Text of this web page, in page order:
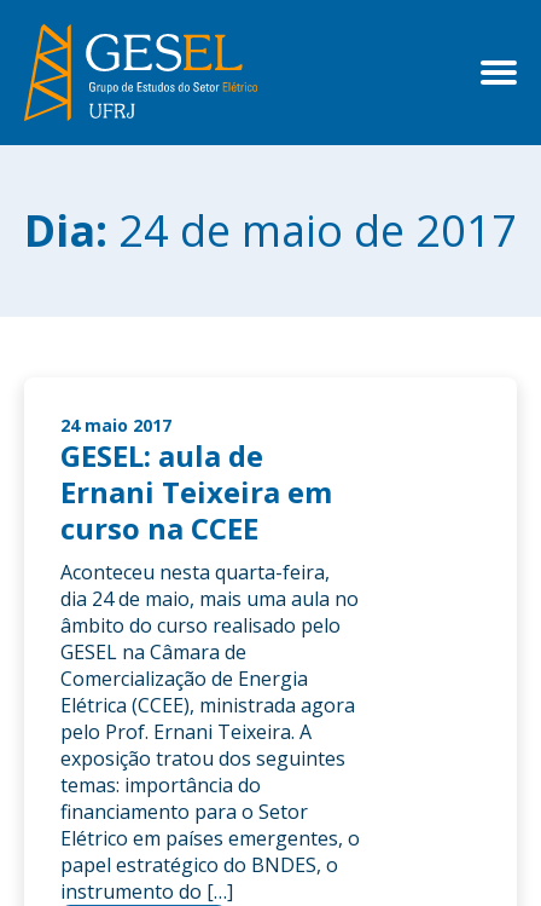
Dia: 24 de maio de 2017
24 maio 2017
GESEL: aula de
Ernani Teixeira em
curso na CCEE
Aconteceu nesta quarta-feira,
dia 24 de maio, mais uma aula no
âmbito do curso realisado pelo
GESEL na Câmara de
Comercialização de Energia
Elétrica (CCEE), ministrada agora
pelo Prof. Ernani Teixeira. A
exposição tratou dos seguintes
temas: importância do
financiamento para o Setor
Elétrico em países emergentes, o
papel estratégico do BNDES, o
instrumento do […]